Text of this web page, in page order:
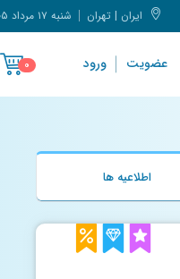
ایران | تهران شنبه ۱۷ مرداد ۱۴۰۵
عضویت ورود ۰
اطلاعیه ها